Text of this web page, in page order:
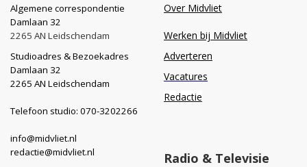
Algemene correspondentie
Damlaan 32
2265 AN Leidschendam
Studioadres & Bezoekadres
Damlaan 32
2265 AN Leidschendam
Telefoon studio: 070-3202266
info@midvliet.nl
redactie@midvliet.nl
Over Midvliet
Werken bij Midvliet
Adverteren
Vacatures
Redactie
Radio & Televisie